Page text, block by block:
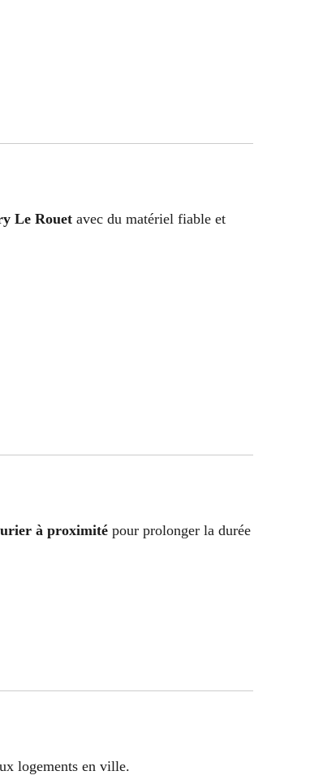
Le Rouet avec du matériel fiable et
à proximité pour prolonger la durée
logements en ville.